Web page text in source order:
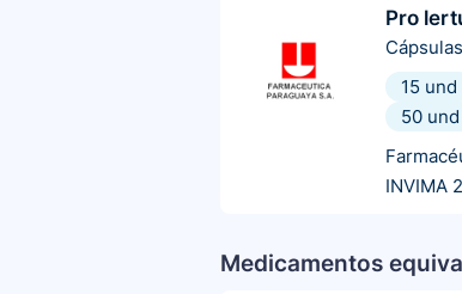
Pro
15 und
50 und
INVIMA
Medicamentos